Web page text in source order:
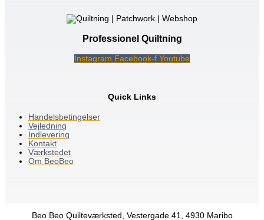
Professionel Quiltning
Instagram Facebook-f Youtube
Quick Links
Handelsbetingelser
Vejledning
Indlevering
Kontakt
Værkstedet
Om BeoBeo
Beo Beo Quilteværksted, Vestergade 41, 4930 Maribo